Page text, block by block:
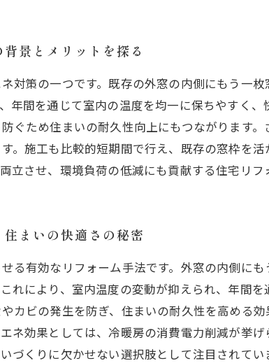
始めるなら今！リフォームで実現する理想の暮ら
景とメリットを探る
対策の一つです。既存の外窓の内側にもう一
年間を通じて室内の温度を均一に保ちやすく
ぐため住まいの耐久性向上にもつながります
。施工も比較的短期間で行え、既存の窓枠を
立させ、環境負荷の低減にも貢献する住宅リフ
まいの快適さの秘密
る有効なリフォーム手法です。外窓の内側に
れにより、室内温度の変動が抑えられ、年間
カビの発生を防ぎ、住まいの耐久性を高める
ネ効果としては、冷暖房の消費電力削減が挙
くりに欠かせない選択肢として注目されてい